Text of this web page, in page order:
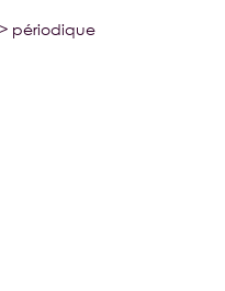
> périodique